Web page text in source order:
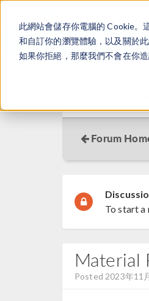
此網站會儲存你電腦的 Cookie。
和自訂你的瀏覽體驗，以及關於
如果你拒絕，那麼我們不會在你
Forum
To start a
Material
Posted 2023年11